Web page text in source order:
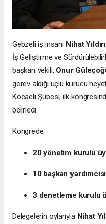
Gebzeli iş insanı Nihat
İş Geliştirme ve
başkan vekili, Onur
görev aldığı üçlü kurucu
Kocaeli Şubesi, ilk
belirledi.
Kongrede:
20 yönetim kurulu
10 başkan yardımcısı
3 denetleme kurulu
Delegelerin oylarıyla Nihat